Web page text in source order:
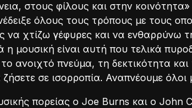
στους φίλους και στην
όλους τους τρόπους με τους
να χτίζω γέφυρες και να ενθαρρύνω
μουσική είναι αυτή που τελικά
ανοιχτό πνεύμα, τη δεκτικότητα και
σε ισορροπία. Αναπνέουμε όλοι
πορείας ο Joe Burns και ο John